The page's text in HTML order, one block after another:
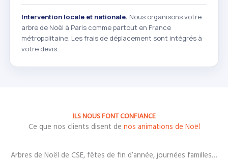
Intervention locale et nationale. Nous organisons votre
arbre de Noël à Paris comme partout en France
métropolitaine. Les frais de déplacement sont intégrés à
votre devis.
ILS NOUS FONT CONFIANCE
Ce que nos clients disent de nos animations de Noël
Arbres de Noël de CSE, fêtes de fin d’année, journées familles…